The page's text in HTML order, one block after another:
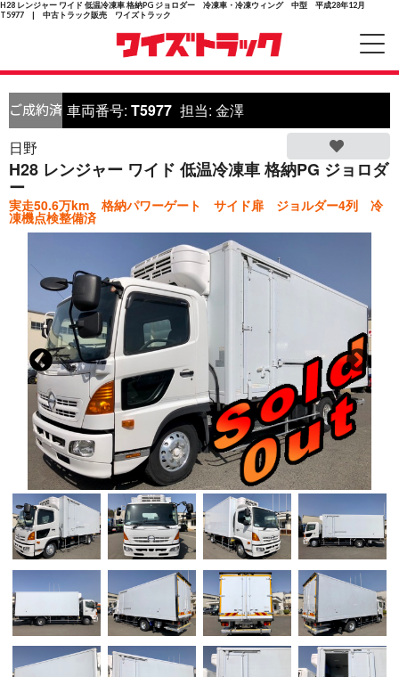
H28 レンジャー ワイド 低温冷凍車 格納PG ジョロダー 冷凍車・冷凍ウィング 中型 平成28年12月
T5977 | 中古トラック販売 ワイズトラック
車両番号: T5977 担当: 金澤
日野
H28 レンジャー ワイド 低温冷凍車 格納PG ジョロダ
ー
実走50.6万km 格納パワーゲート サイド扉 ジョルダー4列 冷
凍機点検整備済